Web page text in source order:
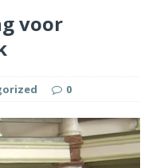
voor
0